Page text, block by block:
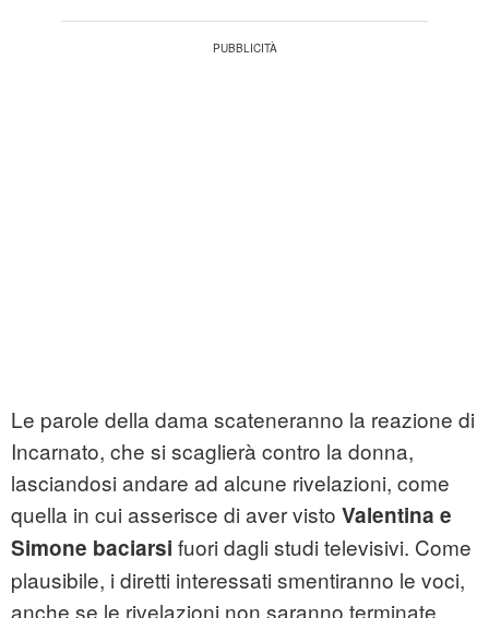
Le parole della dama scateneranno la reazione di
Incarnato, che si scaglierà contro la donna,
lasciandosi andare ad alcune rivelazioni, come
quella in cui asserisce di aver visto Valentina e
Simone baciarsi fuori dagli studi televisivi. Come
plausibile, i diretti interessati smentiranno le voci,
anche se le rivelazioni non saranno terminate.